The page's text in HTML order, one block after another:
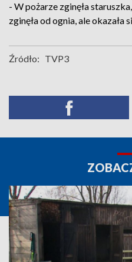
- W pożarze zginęła
zginęła od ognia, ale okazała
Źródło: TVP3